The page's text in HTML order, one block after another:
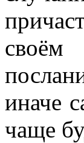
своём
иначе
чаще